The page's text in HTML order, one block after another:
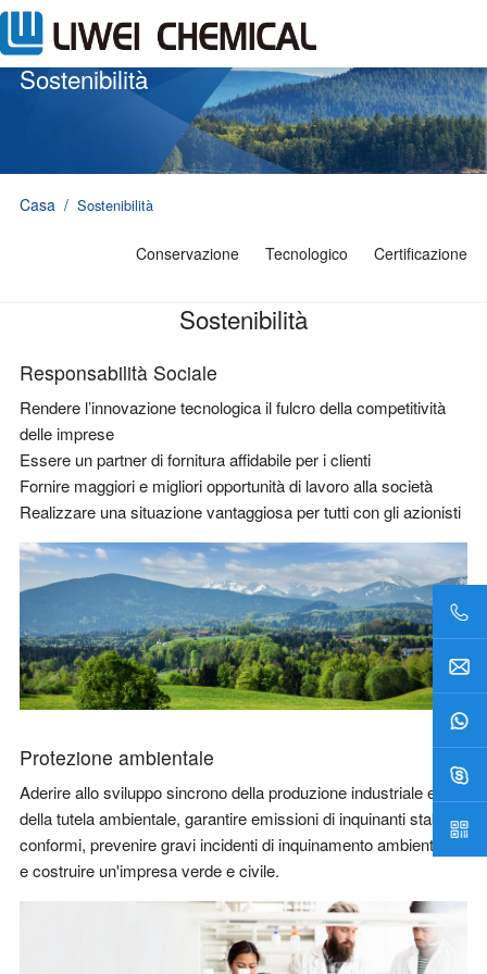
Sostenibilità
Casa / Sostenibilità
Conservazione Tecnologico Certificazione
Sostenibilità
Responsabilità Sociale
Rendere l’innovazione tecnologica il fulcro della competitività
delle imprese
Essere un partner di fornitura affidabile per i clienti
Fornire maggiori e migliori opportunità di lavoro alla società
Realizzare una situazione vantaggiosa per tutti con gli azionisti
Protezione ambientale
Aderire allo sviluppo sincrono della produzione industriale e
della tutela ambientale, garantire emissioni di inquinanti stabili e
conformi, prevenire gravi incidenti di inquinamento ambientale
e costruire un'impresa verde e civile.